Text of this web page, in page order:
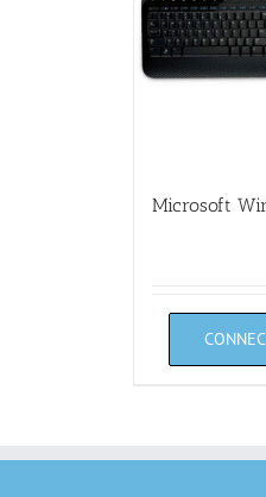
Microsoft